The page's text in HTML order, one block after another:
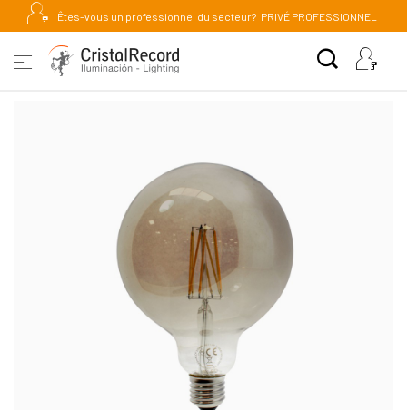
Êtes-vous un professionnel du secteur? PRIVÉ PROFESSIONNEL